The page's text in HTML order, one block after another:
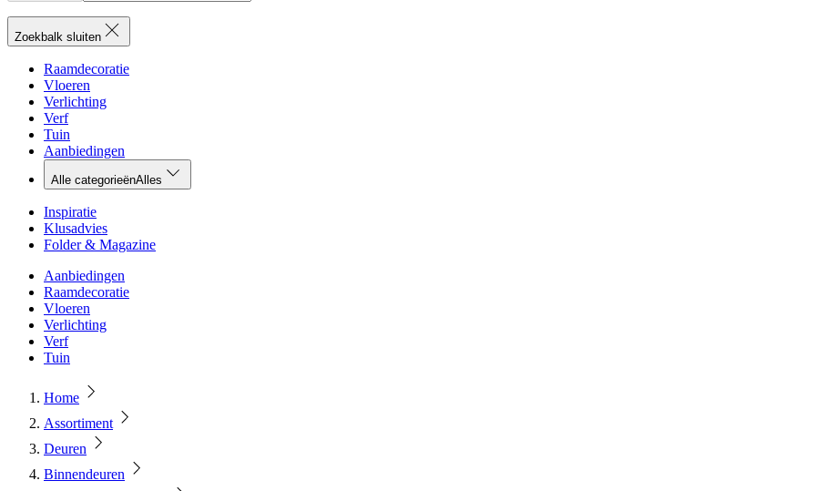
Zoekbalk sluiten
Raamdecoratie
Vloeren
Verlichting
Verf
Tuin
Aanbiedingen
Alle categorieënAlles
Inspiratie
Klusadvies
Folder & Magazine
Aanbiedingen
Raamdecoratie
Vloeren
Verlichting
Verf
Tuin
Home
Assortiment
Deuren
Binnendeuren